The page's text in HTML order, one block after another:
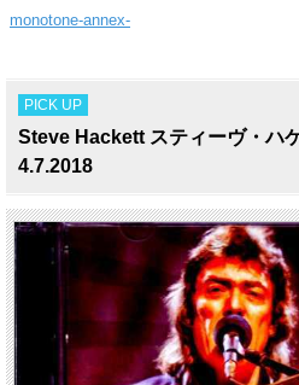
monotone-annex-
PICK UP
Steve Hackett スティーヴ・ハ
4.7.2018